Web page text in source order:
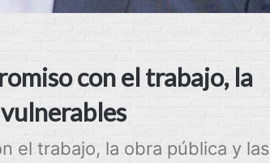
con el trabajo, la
el trabajo, la obra pública y las